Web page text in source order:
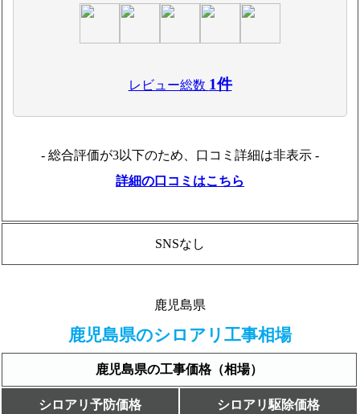
レビュー総数 1件
- 総合評価が3以下のため、口コミ詳細は非表示 -
詳細の口コミはこちら
SNSなし
鹿児島県
鹿児島県のシロアリ工事相場
鹿児島県の工事価格（相場）
シロアリ予防価格 シロアリ駆除価格